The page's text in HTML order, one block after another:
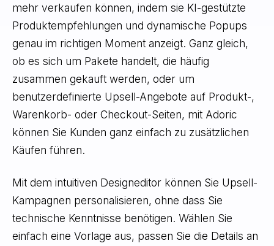
mehr verkaufen können, indem sie KI-gestützte
Produktempfehlungen und dynamische Popups
genau im richtigen Moment anzeigt. Ganz gleich,
ob es sich um Pakete handelt, die häufig
zusammen gekauft werden, oder um
benutzerdefinierte Upsell-Angebote auf Produkt-,
Warenkorb- oder Checkout-Seiten, mit Adoric
können Sie Kunden ganz einfach zu zusätzlichen
Käufen führen.
Mit dem intuitiven Designeditor können Sie Upsell-
Kampagnen personalisieren, ohne dass Sie
technische Kenntnisse benötigen. Wählen Sie
einfach eine Vorlage aus, passen Sie die Details an